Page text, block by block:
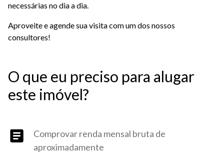
necessárias no dia a dia.
Aproveite e agende sua visita com um dos nossos
consultores!
O que eu preciso para alugar
este imóvel?
Comprovar renda mensal bruta de
aproximadamente